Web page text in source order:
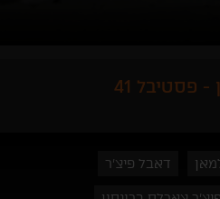
- פסטיבל 41
דאבל פיצ'ר